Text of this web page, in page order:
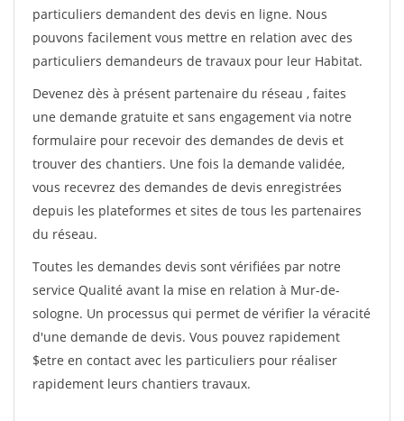
particuliers demandent des devis en ligne. Nous
pouvons facilement vous mettre en relation avec des
particuliers demandeurs de travaux pour leur Habitat.
Devenez dès à présent partenaire du réseau , faites
une demande gratuite et sans engagement via notre
formulaire pour recevoir des demandes de devis et
trouver des chantiers. Une fois la demande validée,
vous recevrez des demandes de devis enregistrées
depuis les plateformes et sites de tous les partenaires
du réseau.
Toutes les demandes devis sont vérifiées par notre
service Qualité avant la mise en relation à Mur-de-
sologne. Un processus qui permet de vérifier la véracité
d'une demande de devis. Vous pouvez rapidement
$etre en contact avec les particuliers pour réaliser
rapidement leurs chantiers travaux.